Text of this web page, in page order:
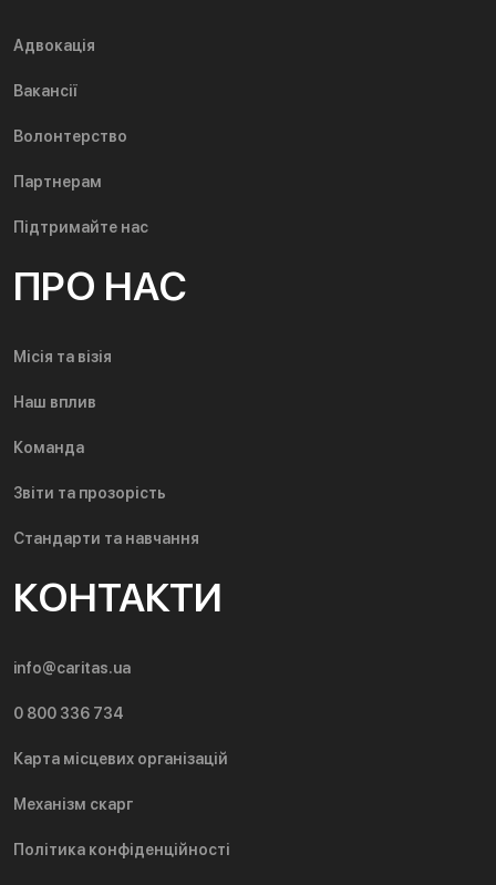
Адвокація
Вакансії
Волонтерство
Партнерам
Підтримайте нас
ПРО НАС
Місія та візія
Наш вплив
Команда
Звіти та прозорість
Стандарти та навчання
КОНТАКТИ
info@caritas.ua
0 800 336 734
Карта місцевих організацій
Механізм скарг
Політика конфіденційності